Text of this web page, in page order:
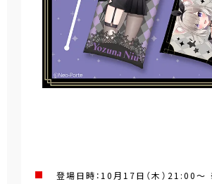
登場日時：10月17日（木）21:00